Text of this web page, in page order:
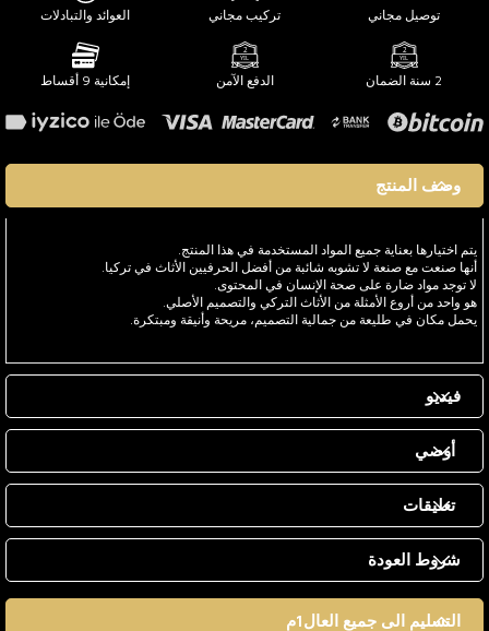
توصيل مجاني تركيب مجاني العوائد والتبادلات
2 سنة الضمان الدفع الآمن إمكانية 9 أقساط
وصف المنتج
يتم اختيارها بعناية جميع المواد المستخدمة في هذا المنتج.
أنها صنعت مع صنعة لا تشوبه شائبة من أفضل الحرفيين الأثاث في تركيا.
لا توجد مواد ضارة على صحة الإنسان في المحتوى.
هو واحد من أروع الأمثلة من الأثاث التركي والتصميم الأصلي.
يحمل مكان في طليعة من جمالية التصميم، مريحة وأنيقة ومبتكرة.
فيديو
أوصي
تعليقات
شروط العودة
التسليم الى جميع العال1م